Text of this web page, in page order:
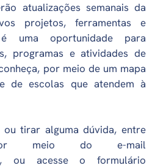
atualizações semanais da
projetos, ferramentas e
é uma oportunidade para
programas e atividades de
por meio de um mapa
de escolas que atendem à
ou tirar alguma dúvida, entre
meio do e-mail
, ou acesse o formulário